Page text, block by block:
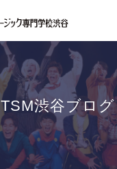
資料請求
TSM渋谷ブログ